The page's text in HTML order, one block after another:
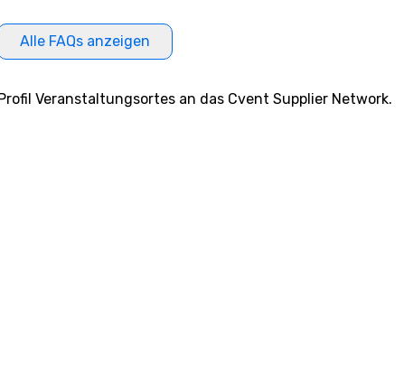
Alle FAQs anzeigen
Veranstaltungsortes an das Cvent Supplier Network.